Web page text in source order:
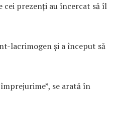
cei prezenți au încercat să îl
lacrimogen și a început să
se arată în